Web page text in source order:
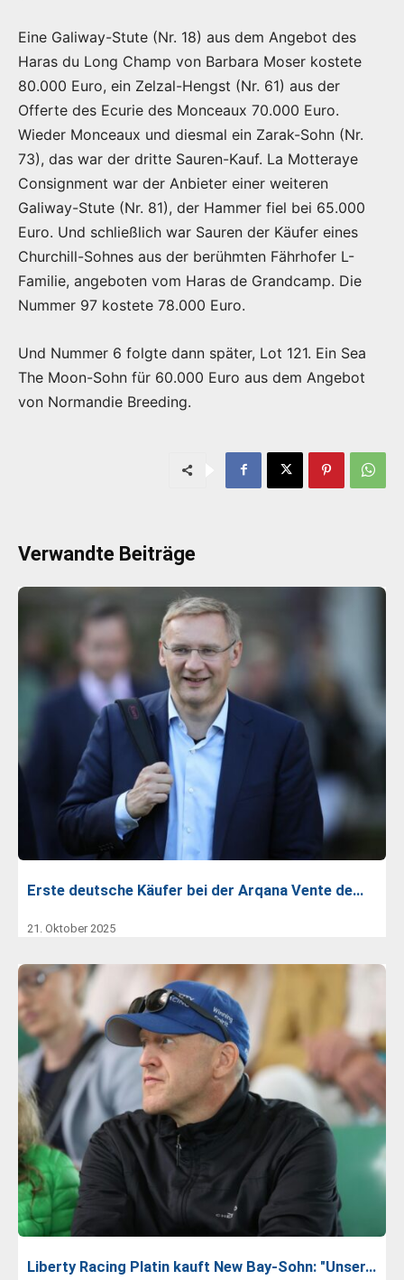
Eine Galiway-Stute (Nr. 18) aus dem Angebot des
Haras du Long Champ von Barbara Moser kostete
80.000 Euro, ein Zelzal-Hengst (Nr. 61) aus der
Offerte des Ecurie des Monceaux 70.000 Euro.
Wieder Monceaux und diesmal ein Zarak-Sohn (Nr.
73), das war der dritte Sauren-Kauf. La Motteraye
Consignment war der Anbieter einer weiteren
Galiway-Stute (Nr. 81), der Hammer fiel bei 65.000
Euro. Und schließlich war Sauren der Käufer eines
Churchill-Sohnes aus der berühmten Fährhofer L-
Familie, angeboten vom Haras de Grandcamp. Die
Nummer 97 kostete 78.000 Euro.
Und Nummer 6 folgte dann später, Lot 121. Ein Sea
The Moon-Sohn für 60.000 Euro aus dem Angebot
von Normandie Breeding.
Verwandte Beiträge
Erste deutsche Käufer bei der Arqana Vente de…
21. Oktober 2025
Liberty Racing Platin kauft New Bay-Sohn: "Unser…